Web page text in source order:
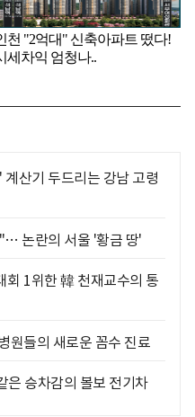
산기 두드리는 강남 고령
논란의 서울 '황금 땅'
1위한 韓 천재교수의 통
원들의 새로운 꼼수 진료
승차감의 볼보 전기차